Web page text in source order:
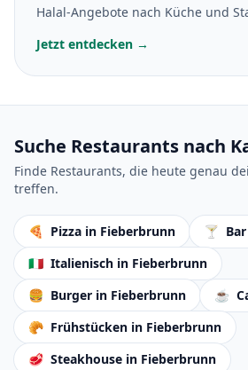
Halal-Angebote nach Küche und
Jetzt entdecken →
Suche Restaurants nach
Finde Restaurants, die heute genau
treffen.
🍕 Pizza in Fieberbrunn 🍸 Bar
🇮🇹 Italienisch in Fieberbrunn
🍔 Burger in Fieberbrunn ☕
🥐 Frühstücken in Fieberbrunn
🥩 Steakhouse in Fieberbrunn